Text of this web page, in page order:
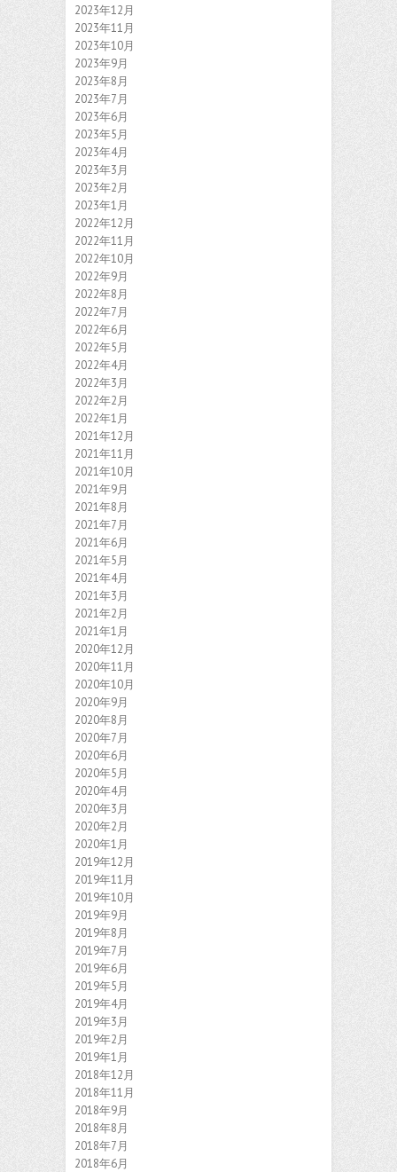
2023年12月
2023年11月
2023年10月
2023年9月
2023年8月
2023年7月
2023年6月
2023年5月
2023年4月
2023年3月
2023年2月
2023年1月
2022年12月
2022年11月
2022年10月
2022年9月
2022年8月
2022年7月
2022年6月
2022年5月
2022年4月
2022年3月
2022年2月
2022年1月
2021年12月
2021年11月
2021年10月
2021年9月
2021年8月
2021年7月
2021年6月
2021年5月
2021年4月
2021年3月
2021年2月
2021年1月
2020年12月
2020年11月
2020年10月
2020年9月
2020年8月
2020年7月
2020年6月
2020年5月
2020年4月
2020年3月
2020年2月
2020年1月
2019年12月
2019年11月
2019年10月
2019年9月
2019年8月
2019年7月
2019年6月
2019年5月
2019年4月
2019年3月
2019年2月
2019年1月
2018年12月
2018年11月
2018年9月
2018年8月
2018年7月
2018年6月